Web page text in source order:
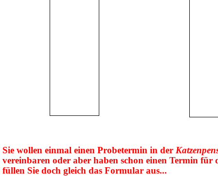
Sie wollen einmal einen Probetermin in der
vereinbaren oder aber haben schon einen Termin für
füllen Sie doch gleich das Formular aus...